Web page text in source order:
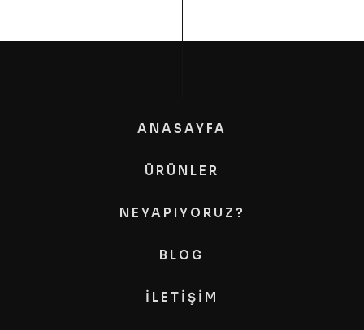
ANASAYFA
ÜRÜNLER
NEYAPIYORUZ?
BLOG
İLETIŞIM